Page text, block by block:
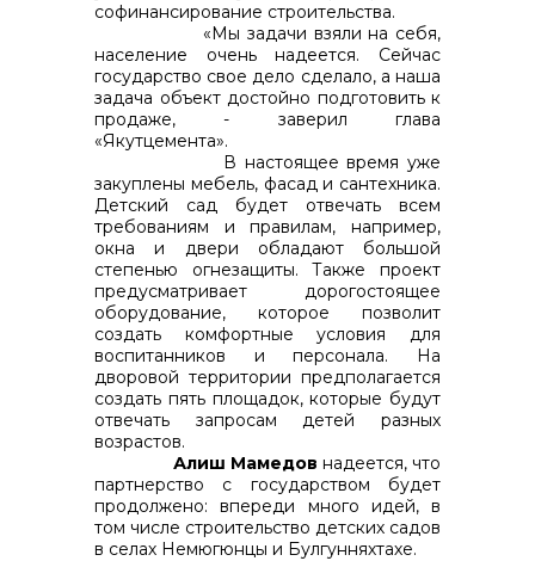
софинансирование строительства.
«Мы задачи взяли на себя,
население очень надеется. Сейчас
государство свое дело сделало, а наша
задача объект достойно подготовить к
продаже, - заверил глава
«Якутцемента».
В настоящее время уже
закуплены мебель, фасад и сантехника.
Детский сад будет отвечать всем
требованиям и правилам, например,
окна и двери обладают большой
степенью огнезащиты. Также проект
предусматривает дорогостоящее
оборудование, которое позволит
создать комфортные условия для
воспитанников и персонала. На
дворовой территории предполагается
создать пять площадок, которые будут
отвечать запросам детей разных
возрастов.
Алиш Мамедов надеется, что
партнерство с государством будет
продолжено: впереди много идей, в
том числе строительство детских садов
в селах Немюгюнцы и Булгунняхтахе.